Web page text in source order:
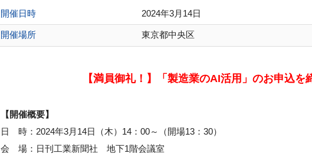
開催日時 2024年3月14日
開催場所 東京都中央区
【満員御礼！】「製造業のAI活用」のお申込を
【開催概要】
日 時：2024年3月14日（木）14：00～（開場13：30）
会 場：日刊工業新聞社 地下1階会議室